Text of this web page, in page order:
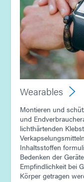
Wearables
Montieren und
und
lichthärtenden
Inhaltsstoffen
Bedenken der
Empfindlichkeit bei
Körper getragen